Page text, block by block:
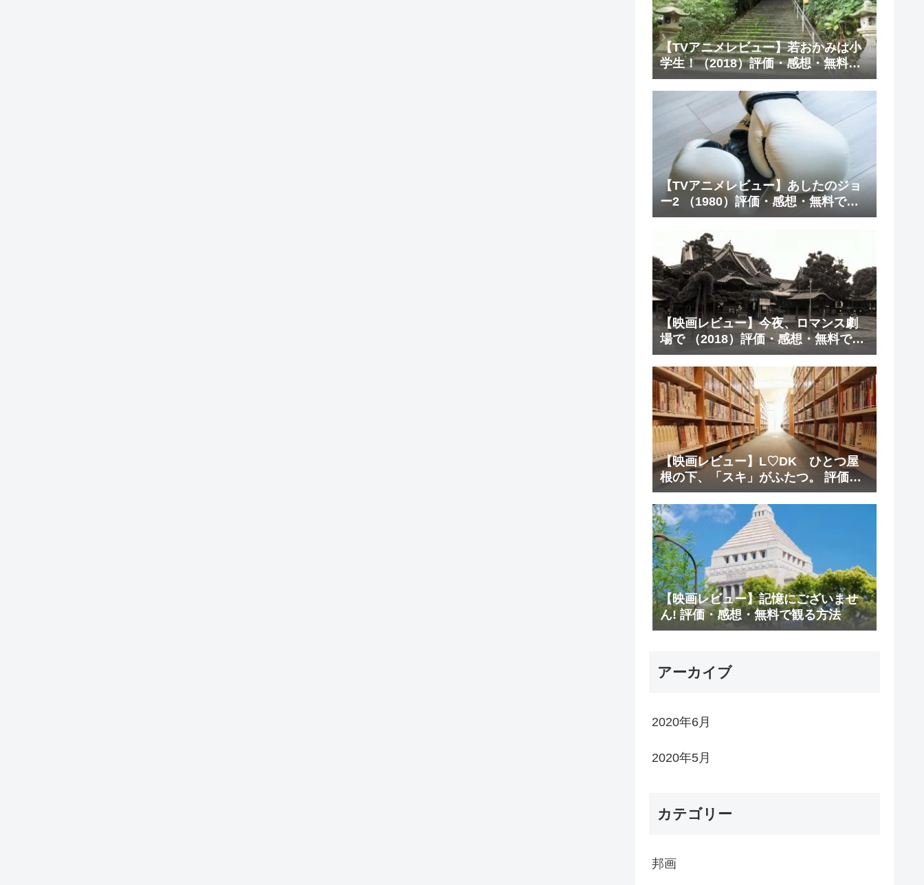
【TVアニメレビュー】若おかみは小
学生！（2018）評価・感想・無料で
観る方法
【TVアニメレビュー】あしたのジョ
ー2 （1980）評価・感想・無料で観
る方法
【映画レビュー】今夜、ロマンス劇
場で （2018）評価・感想・無料で観
る方法
【映画レビュー】L♡DK ひとつ屋
根の下、「スキ」がふたつ。 評価・
感想・無料で観る方法
【映画レビュー】記憶にございませ
ん! 評価・感想・無料で観る方法
アーカイブ
2020年6月
2020年5月
カテゴリー
邦画